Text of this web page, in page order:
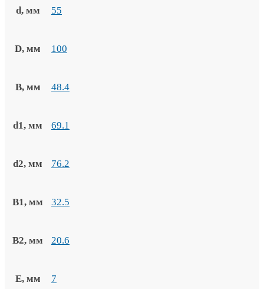
d, мм 55
D, мм 100
B, мм 48.4
d1, мм 69.1
d2, мм 76.2
B1, мм 32.5
B2, мм 20.6
E, мм 7